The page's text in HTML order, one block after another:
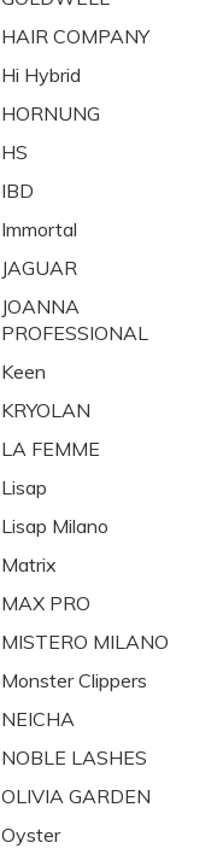
HAIR COMPANY
Hi Hybrid
HORNUNG
HS
IBD
Immortal
JAGUAR
JOANNA
PROFESSIONAL
Keen
KRYOLAN
LA FEMME
Lisap
Lisap Milano
Matrix
MAX PRO
MISTERO MILANO
Monster Clippers
NEICHA
NOBLE LASHES
OLIVIA GARDEN
Oyster